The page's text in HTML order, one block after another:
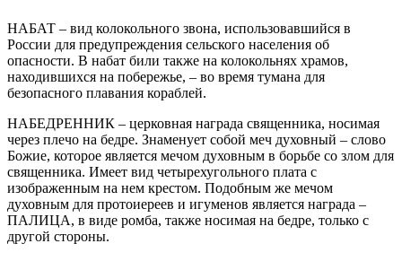
НАБАТ – вид колокольного звона, использовавшийся в
России для предупреждения сельского населения об
опасности. В набат били также на колокольнях храмов,
находившихся на побережье, – во время тумана для
безопасного плавания кораблей.
НАБЕДРЕННИК – церковная награда священника, носимая
через плечо на бедре. Знаменует собой меч духовный – слово
Божие, которое является мечом духовным в борьбе со злом для
священника. Имеет вид четырехугольного плата с
изображенным на нем крестом. Подобным же мечом
духовным для протоиереев и игуменов является награда –
ПАЛИЦА, в виде ромба, также носимая на бедре, только с
другой стороны.